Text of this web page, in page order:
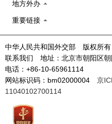
地方外办
重要链接
中华人民共和国外交部 版权所有
联系我们 地址：北京市朝阳区
电话：+86-10-65961114
网站标识码：bm02000004 京
11040102700114